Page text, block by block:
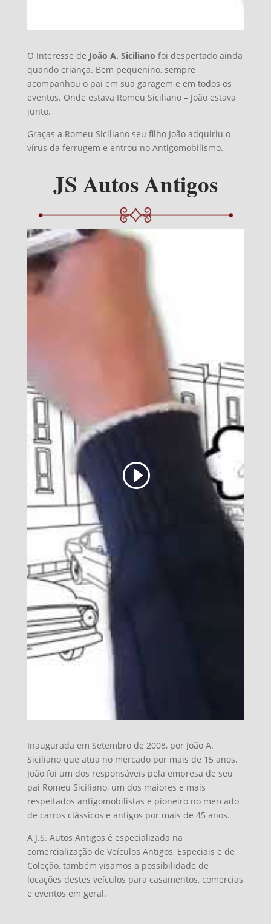
O Interesse de João A. Siciliano foi despertado ainda
quando criança. Bem pequenino, sempre
acompanhou o pai em sua garagem e em todos os
eventos. Onde estava Romeu Siciliano – João estava
junto.
Graças a Romeu Siciliano seu filho João adquiriu o
vírus da ferrugem e entrou no Antigomobilismo.
JS Autos Antigos
Inaugurada em Setembro de 2008, por João A.
Siciliano que atua no mercado por mais de 15 anos.
João foi um dos responsáveis pela empresa de seu
pai Romeu Siciliano, um dos maiores e mais
respeitados antigomobilistas e pioneiro no mercado
de carros clássicos e antigos por mais de 45 anos.
A J.S. Autos Antigos é especializada na
comercialização de Veículos Antigos, Especiais e de
Coleção, também visamos a possibilidade de
locações destes veículos para casamentos, comercias
e eventos em geral.